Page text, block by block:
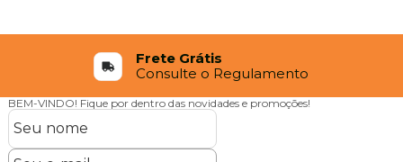
Frete Grátis
Consulte o Regulamento
BEM-VINDO! Fique por dentro das novidades e promoções!